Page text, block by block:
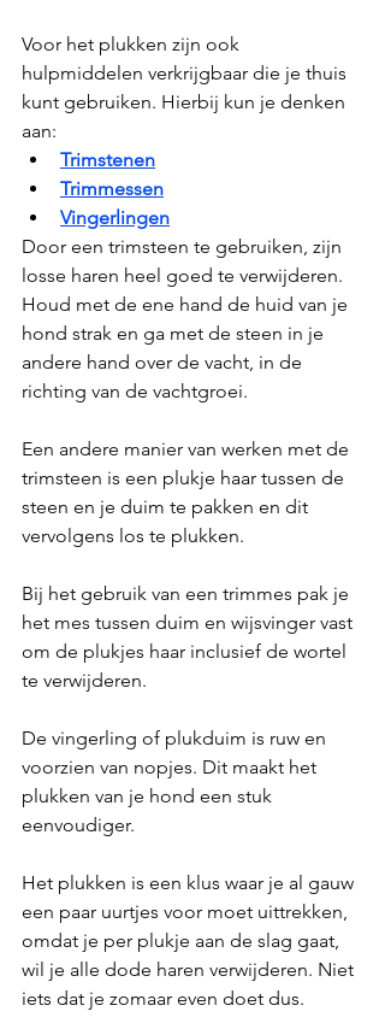
Voor het plukken zijn ook
hulpmiddelen verkrijgbaar die je thuis
kunt gebruiken. Hierbij kun je denken
aan:
Trimstenen
Trimmessen
Vingerlingen
Door een trimsteen te gebruiken, zijn
losse haren heel goed te verwijderen.
Houd met de ene hand de huid van je
hond strak en ga met de steen in je
andere hand over de vacht, in de
richting van de vachtgroei.
Een andere manier van werken met de
trimsteen is een plukje haar tussen de
steen en je duim te pakken en dit
vervolgens los te plukken.
Bij het gebruik van een trimmes pak je
het mes tussen duim en wijsvinger vast
om de plukjes haar inclusief de wortel
te verwijderen.
De vingerling of plukduim is ruw en
voorzien van nopjes. Dit maakt het
plukken van je hond een stuk
eenvoudiger.
Het plukken is een klus waar je al gauw
een paar uurtjes voor moet uittrekken,
omdat je per plukje aan de slag gaat,
wil je alle dode haren verwijderen. Niet
iets dat je zomaar even doet dus.